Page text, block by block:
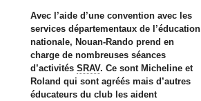
Avec l’aide d’une convention avec les
services départementaux de l’éducation
nationale, Nouan-Rando prend en
charge de nombreuses séances
d’activitésSRAV. Ce sont Micheline et
Roland qui sont agréés mais d’autres
éducateurs du club les aident